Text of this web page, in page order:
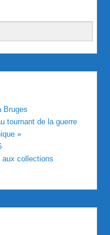
Bruges
tournant de la guerre
»
aux collections